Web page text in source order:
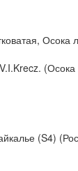
Осока
(Осока
(S4)